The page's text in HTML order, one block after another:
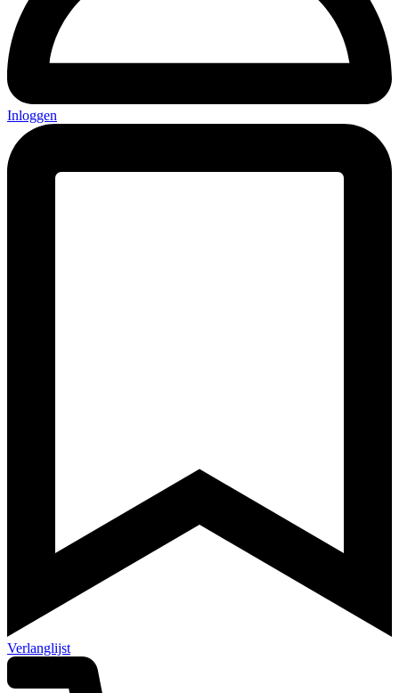
Inloggen
Verlanglijst